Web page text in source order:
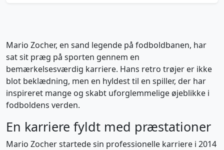
Mario Zocher, en sand legende på fodboldbanen, har
sat sit præg på sporten gennem en
bemærkelsesværdig karriere. Hans retro trøjer er ikke
blot beklædning, men en hyldest til en spiller, der har
inspireret mange og skabt uforglemmelige øjeblikke i
fodboldens verden.
En karriere fyldt med præstationer
Mario Zocher startede sin professionelle karriere i 2014